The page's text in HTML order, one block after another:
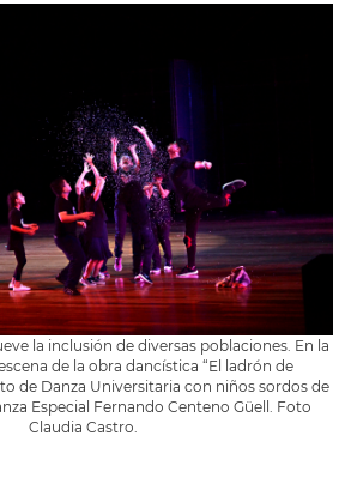
la inclusión de diversas poblaciones. En la
de la obra dancística “El ladrón de
de Danza Universitaria con niños sordos de
Especial Fernando Centeno Güell. Foto
Claudia Castro.